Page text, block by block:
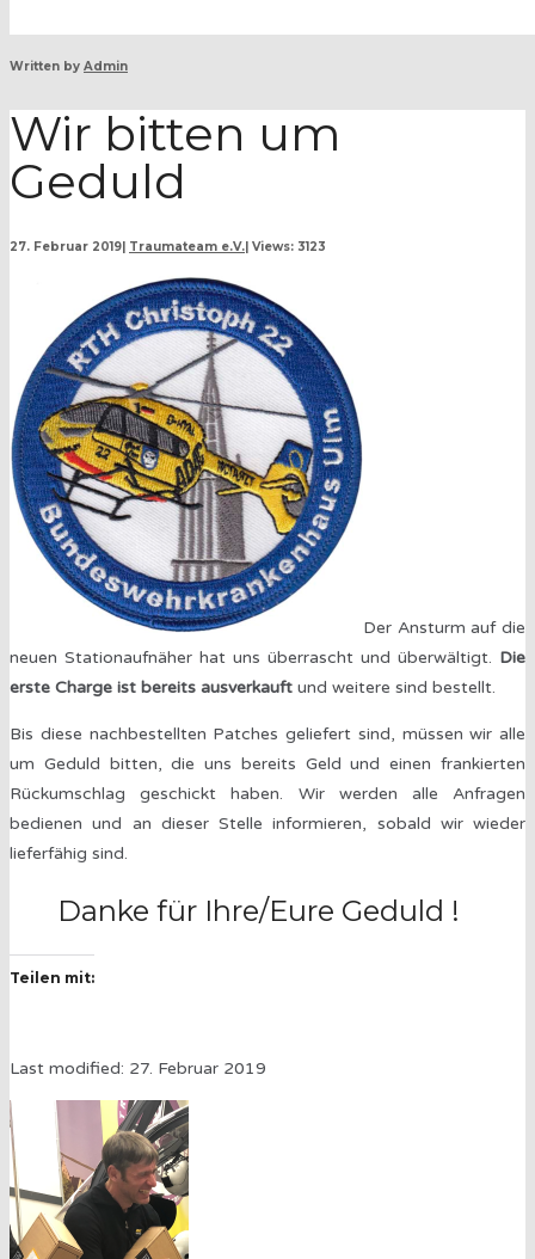
Written by Admin
Wir bitten um
Geduld
27. Februar 2019 Traumateam e.V. Views: 3123
Der Ansturm auf die
neuen Stationaufnäher hat uns überrascht und überwältigt. Die
erste Charge ist bereits ausverkauft und weitere sind bestellt.
Bis diese nachbestellten Patches geliefert sind, müssen wir alle
um Geduld bitten, die uns bereits Geld und einen frankierten
Rückumschlag geschickt haben. Wir werden alle Anfragen
bedienen und an dieser Stelle informieren, sobald wir wieder
lieferfähig sind.
Danke für Ihre/Eure Geduld !
Teilen mit:
Last modified: 27. Februar 2019